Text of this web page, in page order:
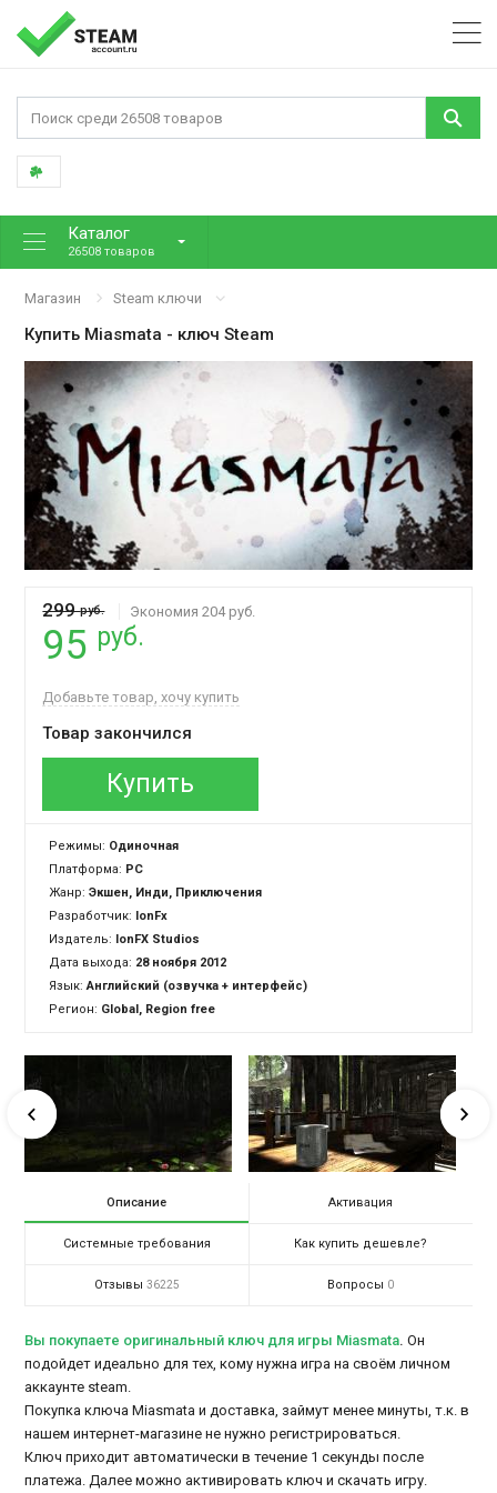
Каталог
26508 товаров
Магазин Steam ключи
Купить Miasmata - ключ Steam
299руб. Экономия 204 руб.
95 руб.
Добавьте товар, хочу купить
Товар закончился
Купить
Режимы: Одиночная
Платформа: PC
Жанр:Экшен, Инди, Приключения
Разработчик:
IonFx
Издатель:
IonFX Studios
Дата выхода: 28 ноября 2012
Язык:Английский (озвучка + интерфейс)
Регион: Global, Region free
Описание Активация
Системные требования Как купить дешевле?
Отзывы 36225 Вопросы 0
Вы покупаете оригинальный ключ для игры Miasmata. Он
подойдет идеально для тех, кому нужна игра на своём личном
аккаунте steam.
Покупка ключа Miasmata и доставка, займут менее минуты, т.к. в
нашем интернет-магазине не нужно регистрироваться.
Ключ приходит автоматически в течение 1 секунды после
платежа. Далее можно активировать ключ и скачать игру.